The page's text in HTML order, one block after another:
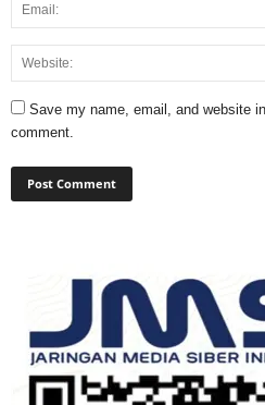
Save my name, email, and website
comment.